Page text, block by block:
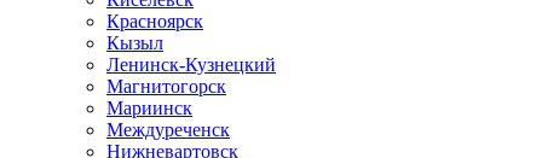
Красноярск
Кызыл
Ленинск-Кузнецкий
Магнитогорск
Мариинск
Междуреченск
Нижневартовск